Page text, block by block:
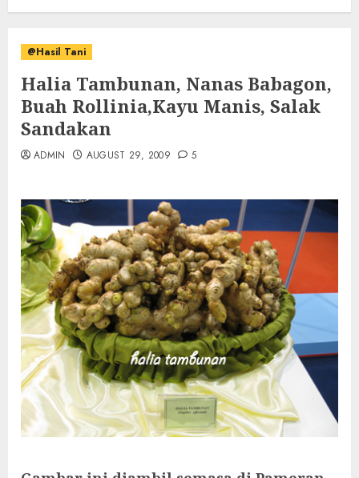
@Hasil Tani
Halia Tambunan, Nanas Babagon,
Buah Rollinia,Kayu Manis, Salak
Sandakan
ADMIN AUGUST 29, 2009 5